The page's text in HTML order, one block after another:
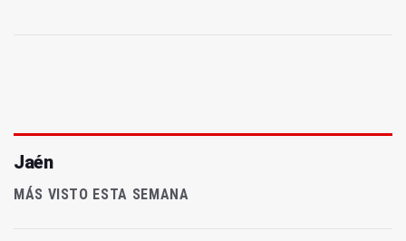
Jaén
MÁS VISTO ESTA SEMANA